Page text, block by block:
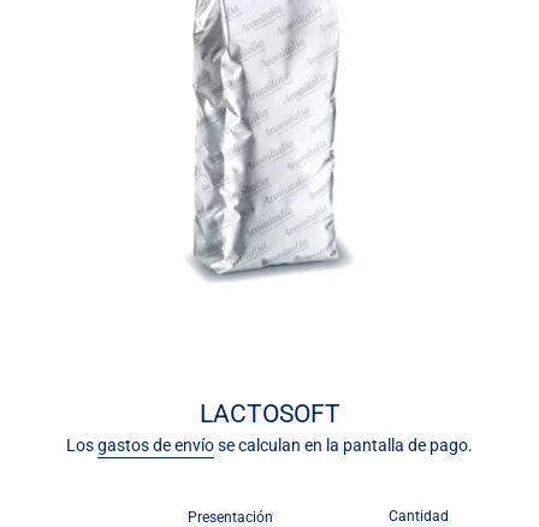
LACTOSOFT
Losgastos de envíose calculan en la pantalla de pago.
Presentación Cantidad